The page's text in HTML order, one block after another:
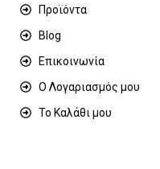
Προϊόντα
Blog
Επικοινωνία
Ο Λογαριασμός μου
Το Καλάθι μου